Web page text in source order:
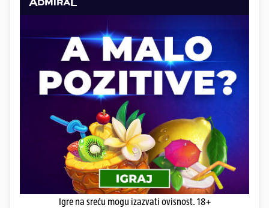
Igre na sreću mogu izazvati ovisnost. 18+